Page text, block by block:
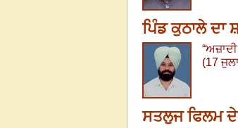
ਪਿੰਡ ਕੁਠਾਲੇ ਦਾ
“
(17
ਸਤਲੁਜ ਫਿਲਮ